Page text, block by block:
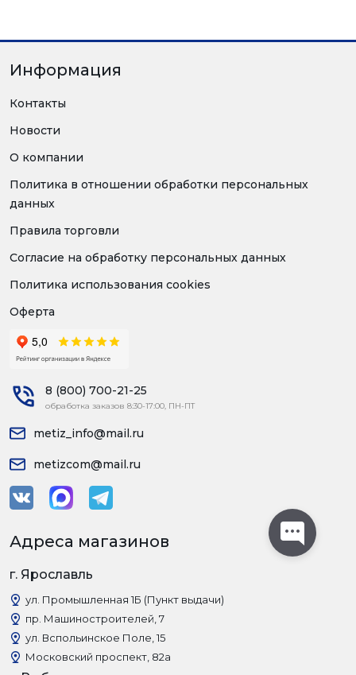
Информация
Контакты
Новости
О компании
Политика в отношении обработки персональных
данных
Правила торговли
Согласие на обработку персональных данных
Политика использования cookies
Оферта
8 (800) 700-21-25
обработка заказов 8:30-17:00, ПН-ПТ
metiz_info@mail.ru
metizcom@mail.ru
Адреса магазинов
г. Ярославль
ул. Промышленная 1Б (Пункт выдачи)
пр. Машиностроителей, 7
ул. Вспольинское Поле, 15
Московский проспект, 82а